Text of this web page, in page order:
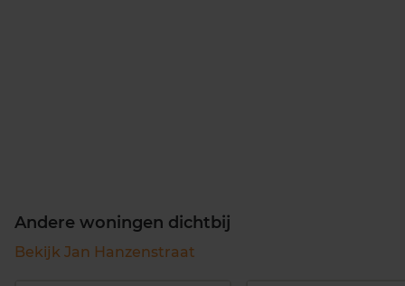
Andere woningen dichtbij
Bekijk Jan Hanzenstraat